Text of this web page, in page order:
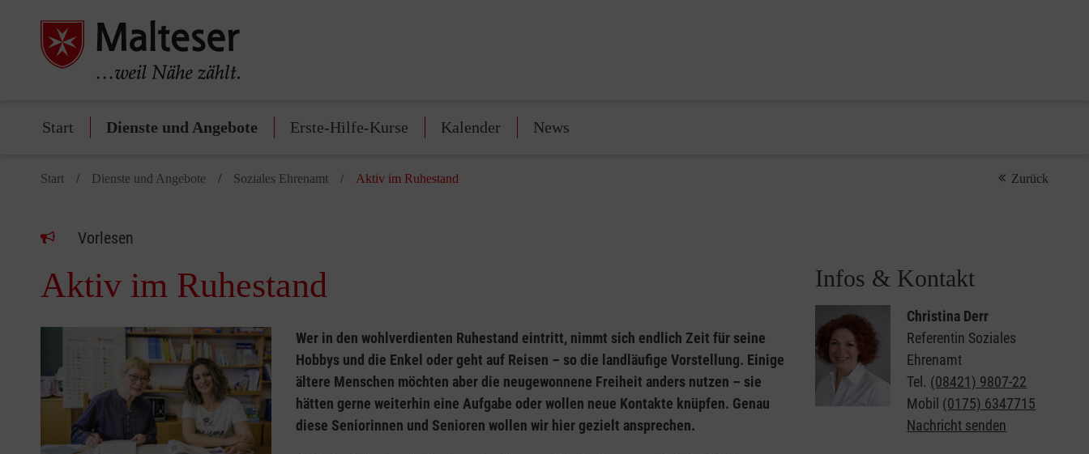
Start Dienste und Angebote Erste-Hilfe-Kurse Kalender News
Start Dienste und Angebote Soziales Ehrenamt Aktiv im Ruhestand Zurück
Vorlesen
Aktiv im Ruhestand
Wer in den wohlverdienten Ruhestand eintritt, nimmt sich endlich Zeit für seine
Hobbys und die Enkel oder geht auf Reisen – so die landläufige Vorstellung. Einige
ältere Menschen möchten aber die neugewonnene Freiheit anders nutzen – sie
hätten gerne weiterhin eine Aufgabe oder wollen neue Kontakte knüpfen. Genau
diese Seniorinnen und Senioren wollen wir hier gezielt ansprechen.
Infos & Kontakt
Christina Derr
Referentin Soziales
Ehrenamt
Tel. (08421) 9807-22
Mobil (0175) 6347715
Nachricht senden